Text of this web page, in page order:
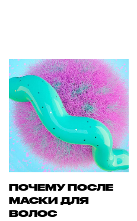
ПОЧЕМУ ПОСЛЕ
МАСКИ ДЛЯ
ВОЛОС